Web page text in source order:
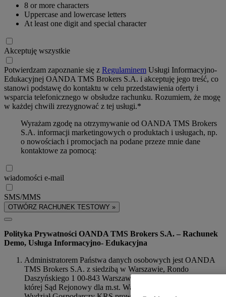
8 or more characters
Uppercase and lowercase letters
At least one digit and special character
Akceptuję wszystkie
Potwierdzam zapoznanie się z Regulaminem Usługi Informacyjno-
Edukacyjnej OANDA TMS Brokers S.A. i akceptuję jego treść, co
stanowi podstawę do kontaktu w celu przedstawienia oferty i
wsparcia telefonicznego w obsłudze rachunku. Rozumiem, że mogę
w każdej chwili zrezygnować z tej usługi.*
Wyrażam zgodę na otrzymywanie od OANDA TMS Brokers
S.A. informacji marketingowych o produktach i usługach, np.
o nowościach i promocjach na podane przeze mnie dane
kontaktowe za pomocą:
wiadomości e-mail
SMS/MMS
OTWÓRZ RACHUNEK TESTOWY »
Polityka Prywatności OANDA TMS Brokers S.A. – Rachunek
Demo, Usługa Informacyjno- Edukacyjna
Administratorem Państwa danych osobowych jest OANDA
TMS Brokers S.A. z siedzibą w Warszawie, Rondo
Daszyńskiego 1 00-843 Warszawa, NIP 526-275-91-31, dla
której Sąd Rejonowy dla m.st. Warszawy w Warszawie, XIII